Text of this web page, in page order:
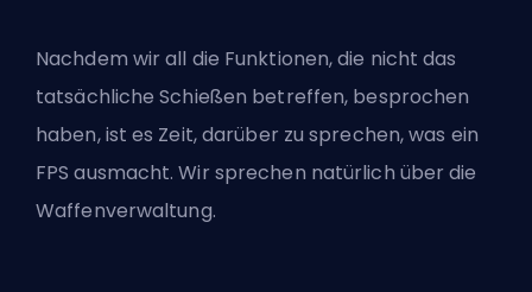
Nachdem wir all die Funktionen, die nicht das
tatsächliche Schießen betreffen, besprochen
haben, ist es Zeit, darüber zu sprechen, was ein
FPS ausmacht. Wir sprechen natürlich über die
Waffenverwaltung.